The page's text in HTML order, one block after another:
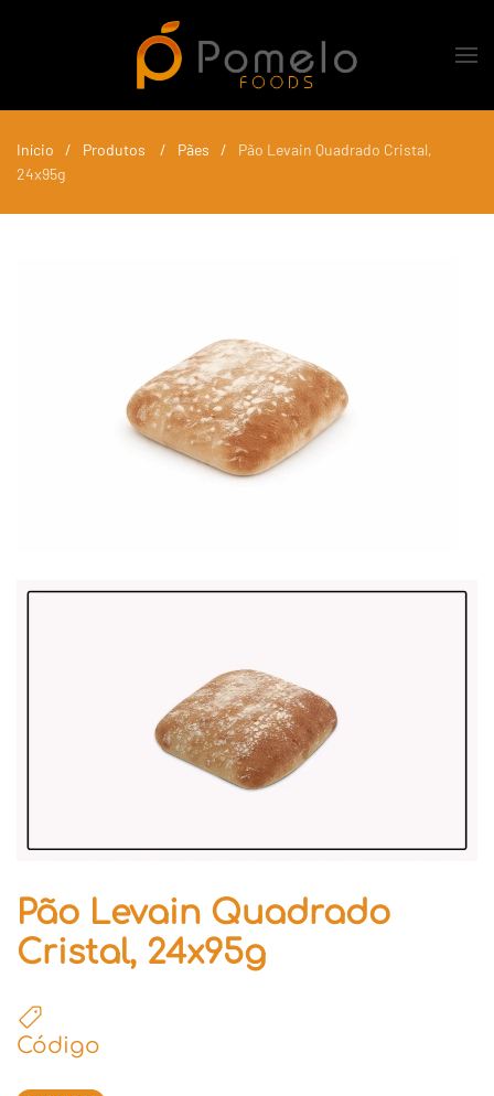
Skip to main content
Início Produtos Pães
Pão Levain Quadrado Cristal,
24x95g
Pão Levain Quadrado
Cristal, 24x95g
Código